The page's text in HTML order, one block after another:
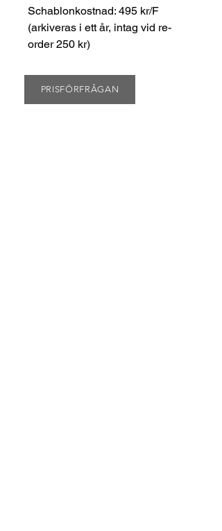
Schablonkostnad: 495 kr/F
(arkiveras i ett år, intag vid re-
order 250 kr)
PRISFÖRFRÅGAN